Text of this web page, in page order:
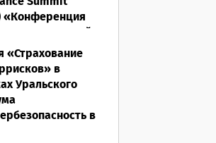
«Конференция
Культурный
«Страхование
в
Уральского
в
2026